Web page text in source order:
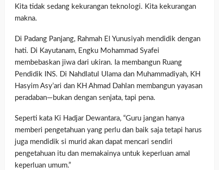
Kita tidak sedang kekurangan teknologi. Kita kekurangan
makna.
Di Padang Panjang, Rahmah El Yunusiyah mendidik dengan
hati. Di Kayutanam, Engku Mohammad Syafei
membebaskan jiwa dari ukiran. Ia membangun Ruang
Pendidik INS. Di Nahdlatul Ulama dan Muhammadiyah, KH
Hasyim Asy’ari dan KH Ahmad Dahlan membangun yayasan
peradaban—bukan dengan senjata, tapi pena.
Seperti kata Ki Hadjar Dewantara, “Guru jangan hanya
memberi pengetahuan yang perlu dan baik saja tetapi harus
juga mendidik si murid akan dapat mencari sendiri
pengetahuan itu dan memakainya untuk keperluan amal
keperluan umum.”